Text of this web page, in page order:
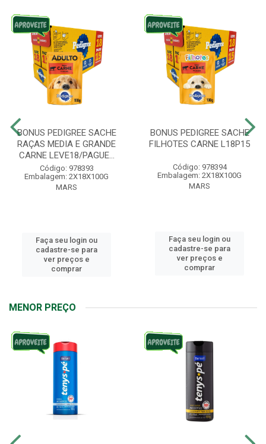
BONUS PEDIGREE SACHE
RAÇAS MEDIA E GRANDE
CARNE LEVE18/PAGUE...
Código: 978393
Embalagem: 2X18X100G
MARS
Faça seu login ou
cadastre-se para
ver preços e
comprar
BONUS PEDIGREE SACHE
FILHOTES CARNE L18P15
Código: 978394
Embalagem: 2X18X100G
MARS
Faça seu login ou
cadastre-se para
ver preços e
comprar
MENOR PREÇO